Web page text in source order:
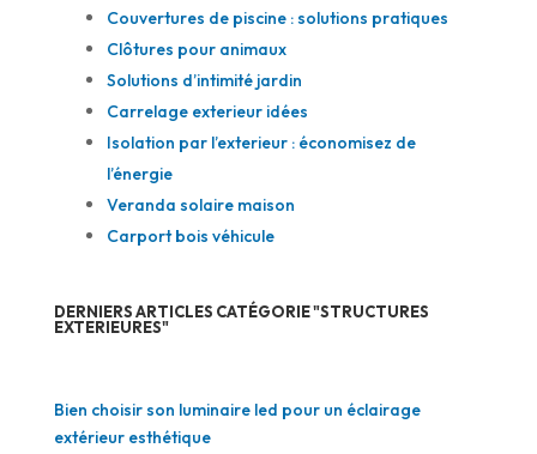
Couvertures de piscine : solutions pratiques
Clôtures pour animaux
Solutions d’intimité jardin
Carrelage exterieur idées
Isolation par l’exterieur : économisez de
l’énergie
Veranda solaire maison
Carport bois véhicule
DERNIERS ARTICLES CATÉGORIE "STRUCTURES
EXTERIEURES"
Bien choisir son luminaire led pour un éclairage
extérieur esthétique